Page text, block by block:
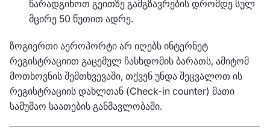
წარადგინოთ გეითზე გამგზავრების დრომდე სულ
მცირე 50 წუთით ადრე.
ზოგიერთი აეროპორტი არ იღებს ინტერნეტ
რეგისტრაციით გაცემულ ჩასხდომის ბარათს, ამიტომ
მოთხოვნის შემთხვევაში, თქვენ უნდა შეცვალოთ ის
რეგისტრაციის დახლთან (Check-in counter) მათი
სამუშაო საათების განმავლობაში.